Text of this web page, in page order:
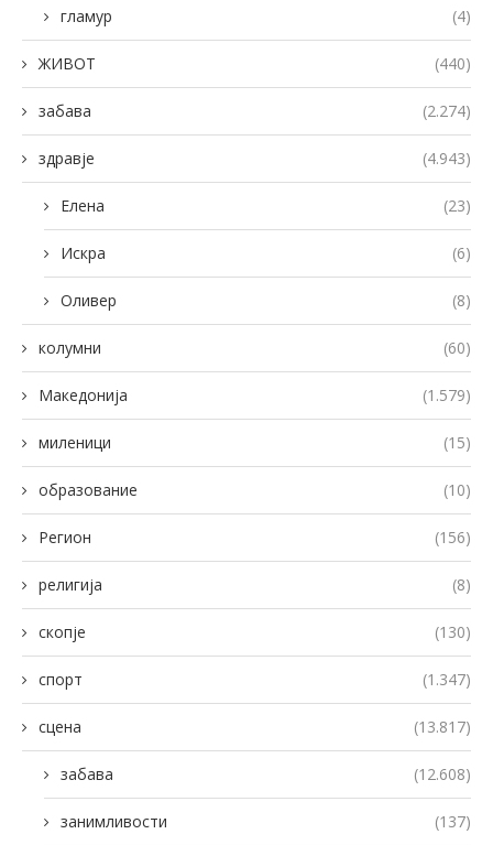
гламур (4)
ЖИВОТ (440)
забава (2.274)
здравје (4.943)
Елена (23)
Искра (6)
Оливер (8)
колумни (60)
Македонија (1.579)
миленици (15)
образование (10)
Регион (156)
религија (8)
скопје (130)
спорт (1.347)
сцена (13.817)
забава (12.608)
занимливости (137)